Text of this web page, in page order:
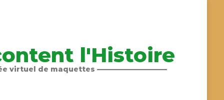
l'Histoire
virtuel de maquettes ——————————